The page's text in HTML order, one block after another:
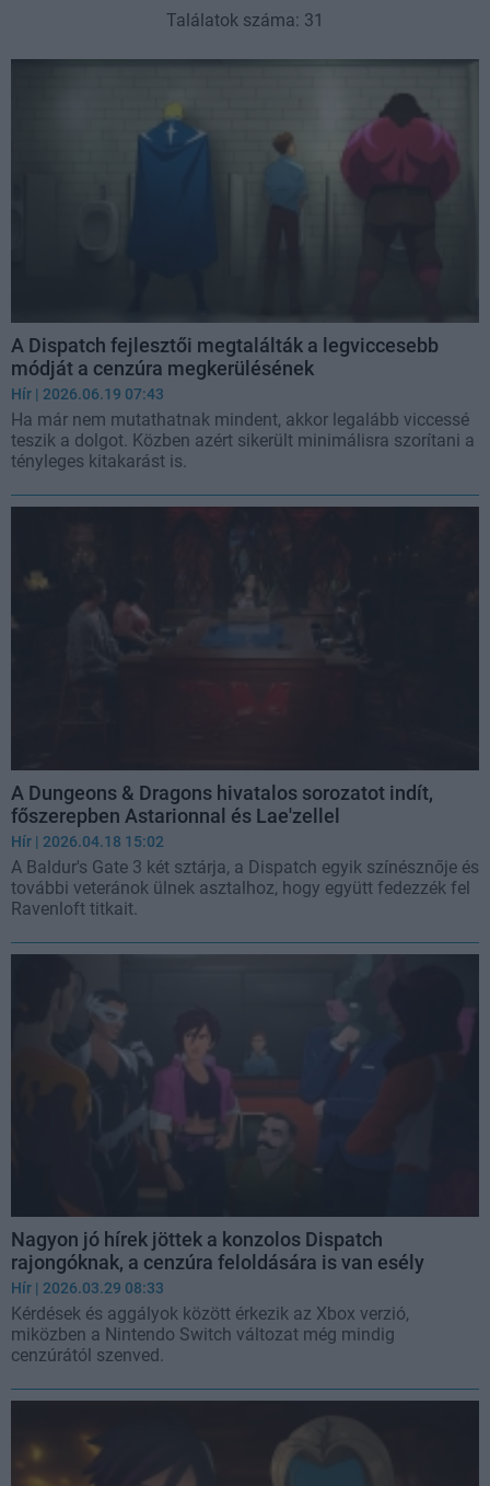
Találatok száma: 31
A Dispatch fejlesztői megtalálták a legviccesebb
módját a cenzúra megkerülésének
Hír | 2026.06.19 07:43
Ha már nem mutathatnak mindent, akkor legalább viccessé
teszik a dolgot. Közben azért sikerült minimálisra szorítani a
tényleges kitakarást is.
A Dungeons & Dragons hivatalos sorozatot indít,
főszerepben Astarionnal és Lae'zellel
Hír | 2026.04.18 15:02
A Baldur's Gate 3 két sztárja, a Dispatch egyik színésznője és
további veteránok ülnek asztalhoz, hogy együtt fedezzék fel
Ravenloft titkait.
Nagyon jó hírek jöttek a konzolos Dispatch
rajongóknak, a cenzúra feloldására is van esély
Hír | 2026.03.29 08:33
Kérdések és aggályok között érkezik az Xbox verzió,
miközben a Nintendo Switch változat még mindig
cenzúrától szenved.